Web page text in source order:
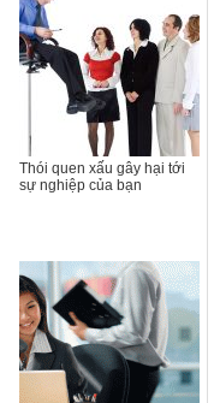
Thói quen xấu gây hại tới
sự nghiệp của bạn